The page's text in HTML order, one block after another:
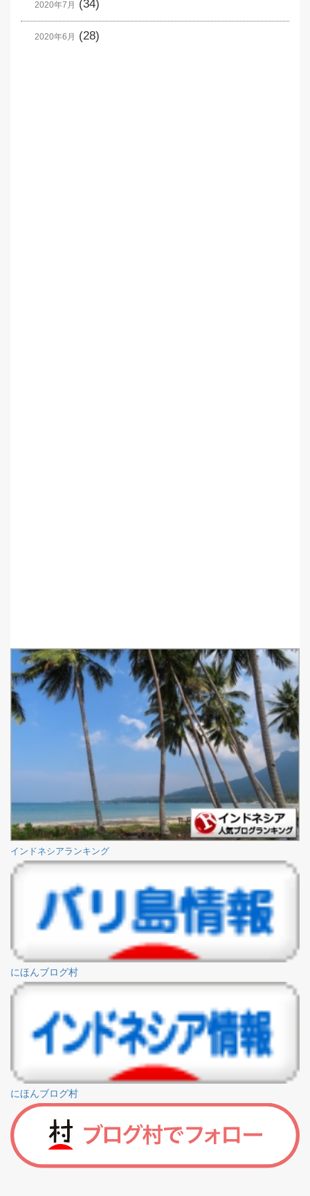
2020年7月 (34)
2020年6月 (28)
インドネシアランキング
にほんブログ村
にほんブログ村